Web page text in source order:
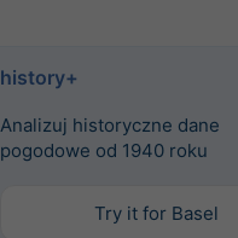
history+
Analizuj historyczne dane
pogodowe od 1940 roku
Try it for Basel